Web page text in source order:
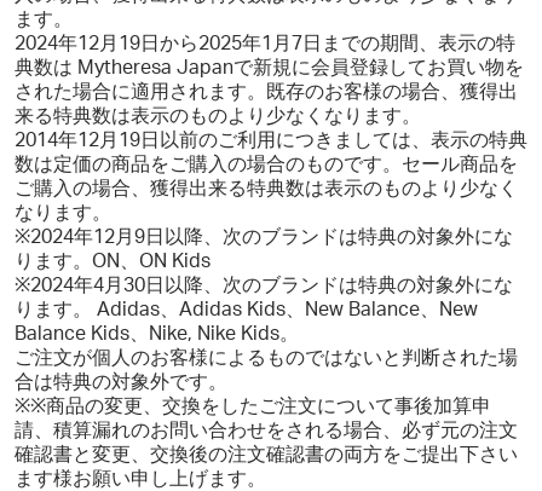
ます。
2024年12月19日から2025年1月7日までの期間、表示の特
典数は Mytheresa Japanで新規に会員登録してお買い物を
された場合に適用されます。既存のお客様の場合、獲得出
来る特典数は表示のものより少なくなります。
2014年12月19日以前のご利用につきましては、表示の特典
数は定価の商品をご購入の場合のものです。セール商品を
ご購入の場合、獲得出来る特典数は表示のものより少なく
なります。
※2024年12月9日以降、次のブランドは特典の対象外にな
ります。ON、ON Kids
※2024年4月30日以降、次のブランドは特典の対象外にな
ります。 Adidas、Adidas Kids、New Balance、New
Balance Kids、Nike, Nike Kids。
ご注文が個人のお客様によるものではないと判断された場
合は特典の対象外です。
※※商品の変更、交換をしたご注文について事後加算申
請、積算漏れのお問い合わせをされる場合、必ず元の注文
確認書と変更、交換後の注文確認書の両方をご提出下さい
ます様お願い申し上げます。